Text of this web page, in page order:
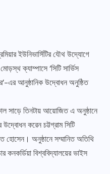
ইউনিভার্সিটির যৌথ উদ্যোগে
ক্যাম্পাসে ‘সিটি সার্ভিস
এর আনুষ্ঠানিক উদ্বোধন অনুষ্ঠিত
সাড়ে তিনটায় আয়োজিত এ অনুষ্ঠানে
উদ্বোধন করেন চট্টগ্রাম সিটি
হোসেন। অনুষ্ঠানে সম্মানিত অতিথি
কনকর্ডিয়া বিশ্ববিদ্যালয়ের ভাইস